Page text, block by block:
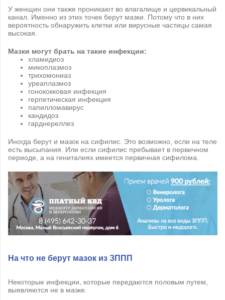
У женщин они также проникают во влагалище и цервикальный
канал. Именно из этих точек берут мазки. Потому что в них
вероятность обнаружить клетки или вирусные частицы самая
высокая.
Мазки могут брать на такие инфекции:
хламидиоз
микоплазмоз
трихомониаз
уреаплазмоз
гонококковая инфекция
герпетическая инфекция
папилломавирус
кандидоз
гарднереллез
Иногда берут и мазок на сифилис. Это возможно, если на теле
есть высыпания. Или если сифилис пребывает в первичном
периоде, а на гениталиях имеется первичная сифилома.
На что не берут мазок из ЗППП
Некоторые инфекции, которые передаются половым путем,
выявляются не в мазке.